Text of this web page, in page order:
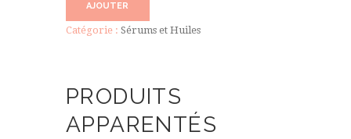
sérum
AJOUTER
Catégorie : Sérums et Huiles
PRODUITS
APPARENTÉS